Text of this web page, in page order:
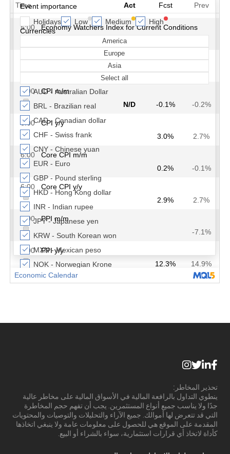
تحذير المخاطر:
ينطوي التداول بالرافعة المالية في الأسواق المالية على مخاطر عالية
جدًا ولا يناسب جميع أنواع المستثمرين. يجب أن تفهم حجم المخاطرة
التي قد تتعرض لها أموالك. جميع الآراء والتحليلات والتوصيات والمحتويات
المقدمة على الموقع هي للحصول على معلومات عامة ولا ينبغي اتخاذها
كأداة لاتخاذ أي قرارات استثمارية، سواء بالشراء أو البيع.